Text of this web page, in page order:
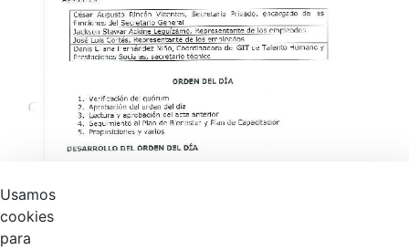
Usamos
cookies
para